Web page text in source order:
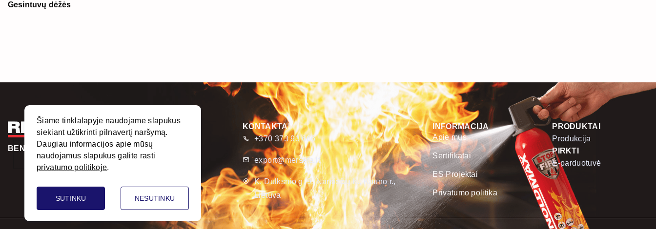
Gesintuvų dėžės
BENDRAUKIME
KONTAKTAI
+370 373 93 666
export@merseta.lt
K. Dulksnio g. 9, Narsiečių k., Kauno r.,
Lietuva
INFORMACIJA
Apie mus
Sertifikatai
ES Projektai
Privatumo politika
PRODUKTAI
Produkcija
PIRKTI
E-parduotuvė
Šiame tinklalapyje naudojame slapukus
siekiant užtikrinti pilnavertį naršymą.
Daugiau informacijos apie mūsų
naudojamus slapukus galite rasti
privatumo politikoje.
SUTINKU NESUTINKU